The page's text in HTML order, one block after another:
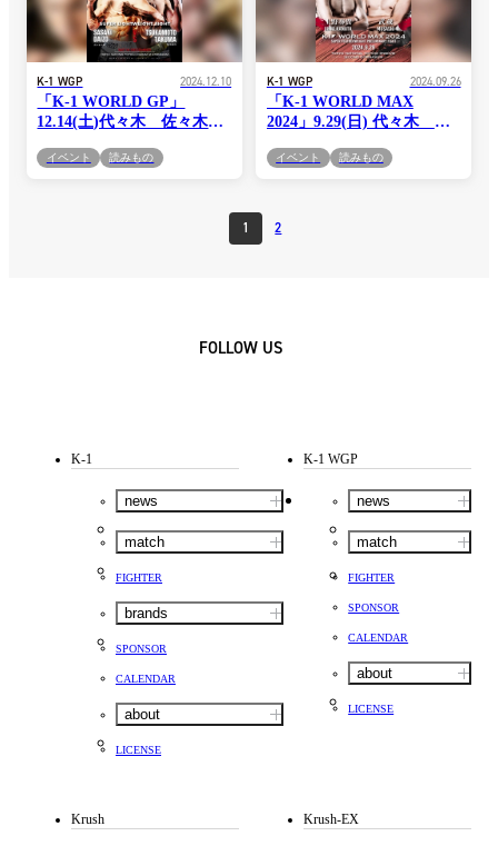
す」(実方)
K-1 WGP 2024.12.10
「K-1 WORLD GP」
12.14(土)代々木 佐々木大
開！「アーティスティック
イベント 読みもの
K-1 WGP 2024.09.26
「K-1 WORLD MAX
2024」9.29(日) 代々木 上
開！「その時の閃きと直感
るような倒し方をする。」
イベント 読みもの
1 2
FOLLOW US
K-1
news
match
FIGHTER
brands
SPONSOR
CALENDAR
about
LICENSE
K-1 WGP
news
match
FIGHTER
SPONSOR
CALENDAR
about
LICENSE
Krush Krush-EX